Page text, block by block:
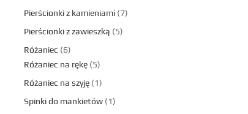
Pierścionki z kamieniami 7
Pierścionki z zawieszką
5
Różaniec
6
Różaniec na rękę 5
Różaniec na szyję 1
Spinki do mankietów 1